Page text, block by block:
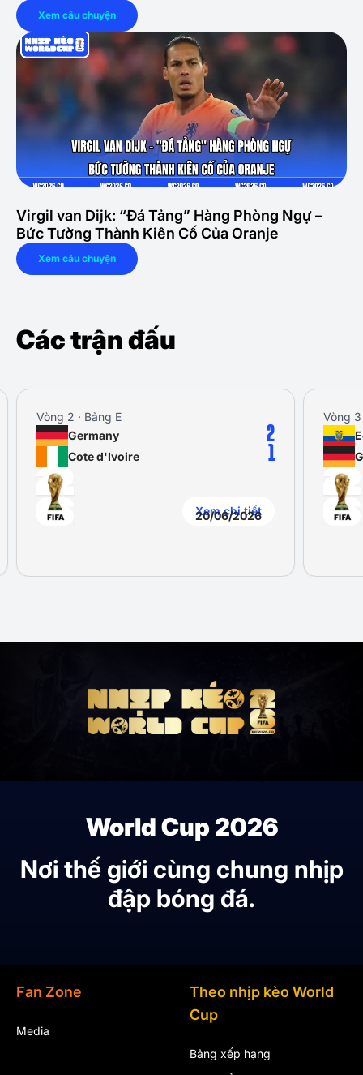
Xem câu chuyện
Virgil van Dijk: “Đá Tảng” Hàng Phòng Ngự –
Bức Tường Thành Kiên Cố Của Oranje
Xem câu chuyện
Các trận đấu
Vòng 2 · Bảng E
20/06/2026
Germany
Cote d'Ivoire
2
1
Xem chi tiết
Vòng 3
World Cup 2026
Nơi thế giới cùng chung nhịp
đập bóng đá.
Fan Zone
Media
Theo nhịp kèo World
Cup
Bảng xếp hạng